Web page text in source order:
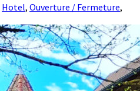
Hotel, Ouverture / Fermeture,